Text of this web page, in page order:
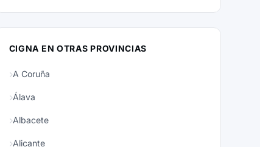
CIGNA EN OTRAS PROVINCIAS
A Coruña
Álava
Albacete
Alicante